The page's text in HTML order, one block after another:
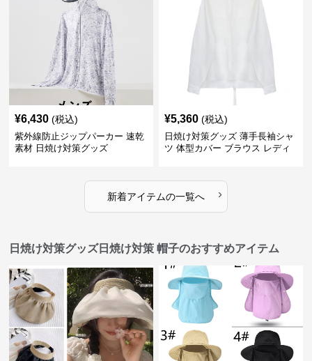
¥6,430 (税込)
紫外線防止ジップパーカー 速乾
素材 日焼け対策グッズ
¥5,360 (税込)
日焼け対策グッズ 薄手長袖シャ
ツ 体型カバー ブラウス レディ
新着アイテムの一覧へ ›
日焼け対策グッズ日焼け対策 帽子のおすすめアイテム